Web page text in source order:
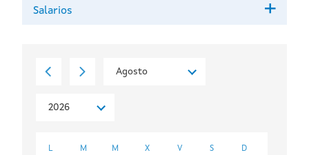
Salarios
L M M X V S D